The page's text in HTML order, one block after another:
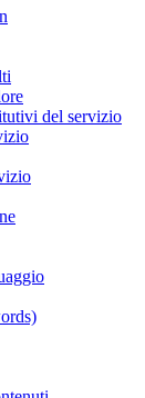
del servizio